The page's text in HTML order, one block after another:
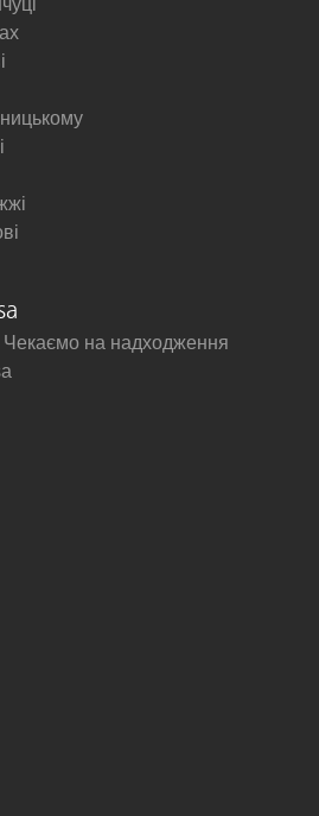
на надходження